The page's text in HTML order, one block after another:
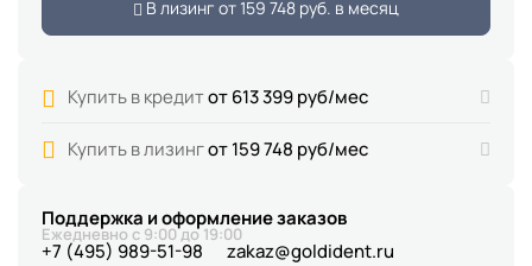
В лизинг от159 748 руб. в месяц
Купить в кредитот 613 399 руб/мес
Купить в лизингот 159 748 руб/мес
Поддержка и оформление заказов
Ежедневно с 9:00 до 19:00
+7 (495) 989-51-98 zakaz@goldident.ru